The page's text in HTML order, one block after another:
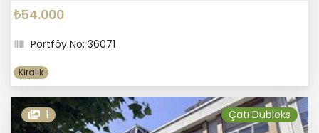
₺54.000
Portföy No: 36071
Kiralık
1 Çatı Dubleks